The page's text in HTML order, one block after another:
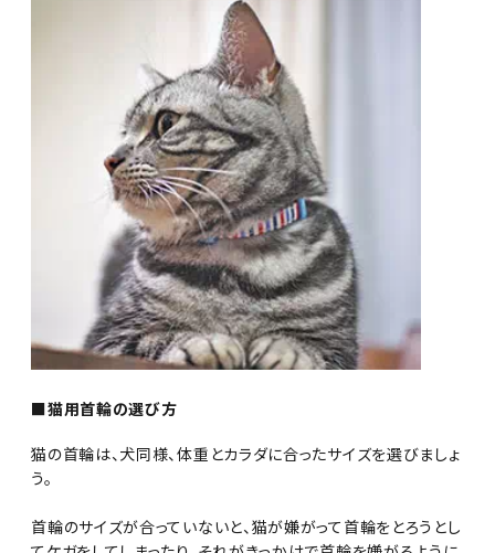
■猫用首輪の選び方
猫の首輪は、犬同様、体重とカラダに合ったサイズを選びましょ
う。
首輪のサイズが合っていないと、猫が嫌がって首輪をとろうとし